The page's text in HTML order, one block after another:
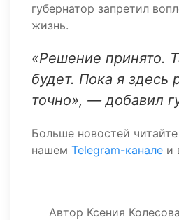
губернатор запретил
жизнь.
«Решение принято.
будет. Пока я здесь
точно», — добавил
Больше новостей
нашем Telegram-канале и
Автор Ксения Колесова